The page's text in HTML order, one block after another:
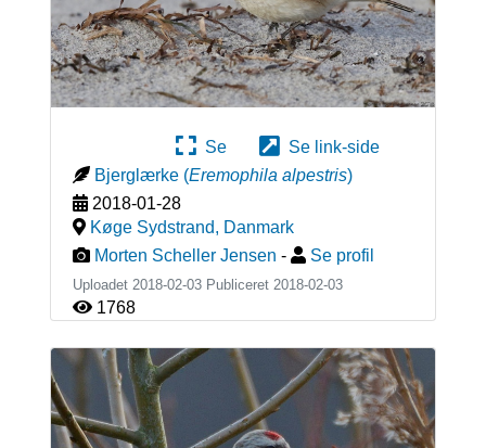
Se
Se link-side
Bjerglærke (Eremophila alpestris)
2018-01-28
Køge Sydstrand, Danmark
Morten Scheller Jensen - Se profil
Uploadet 2018-02-03 Publiceret 2018-02-03
1768